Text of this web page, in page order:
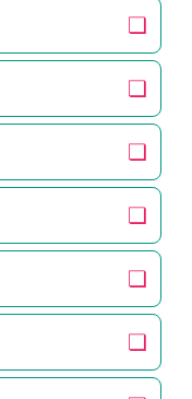
❏
❏
❏
❏
❏
❏